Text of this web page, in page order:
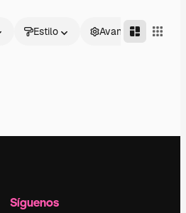
Estilo Avanzado
Síguenos